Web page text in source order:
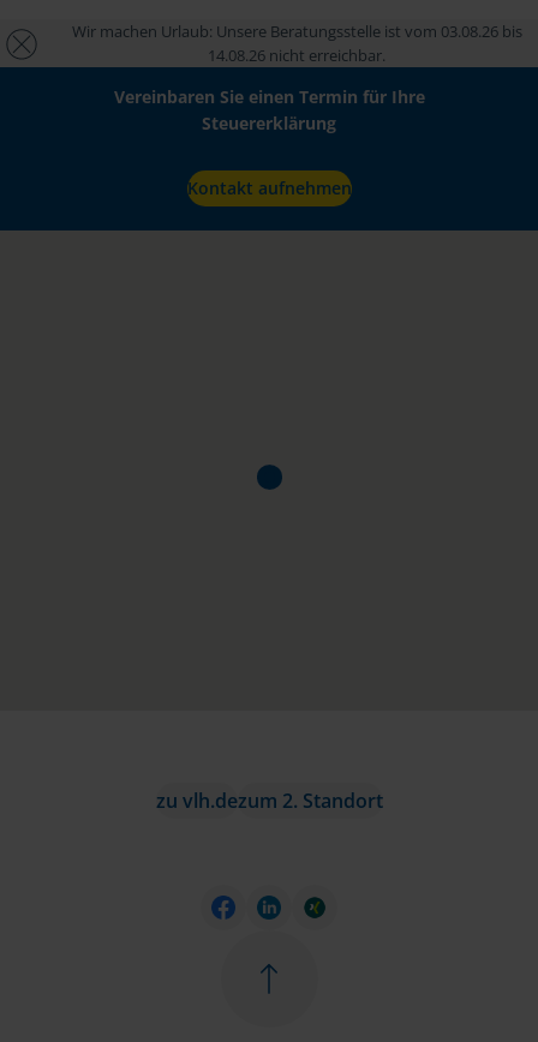
Wir machen Urlaub: Unsere Beratungsstelle ist vom 03.08.26 bis
14.08.26 nicht erreichbar.
Vereinbaren Sie einen Termin für Ihre
Steuererklärung
Kontakt aufnehmen
zu vlh.dezum 2. Standort